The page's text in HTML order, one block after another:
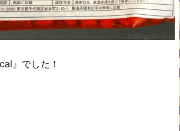
』でした！